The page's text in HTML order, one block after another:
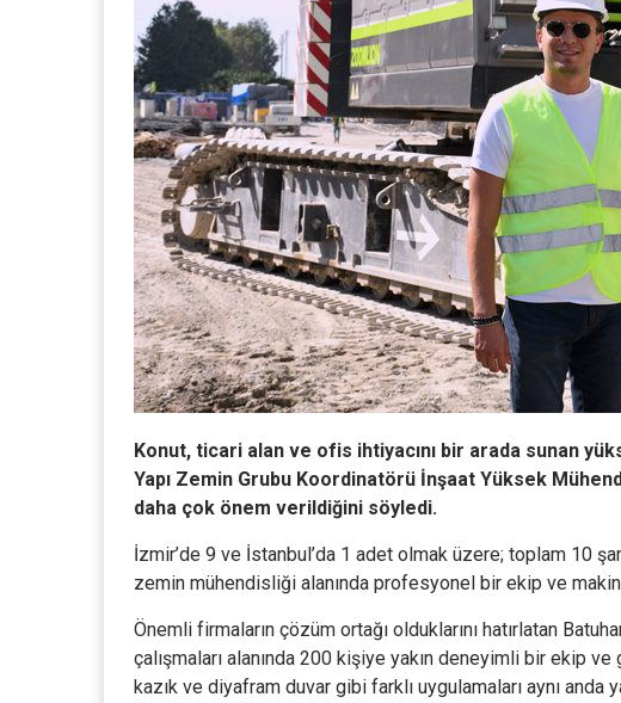
Konut, ticari alan ve ofis ihtiyacını bir arada sunan
Yapı Zemin Grubu Koordinatörü İnşaat Yüksek
daha çok önem verildiğini söyledi.
İzmir’de 9 ve İstanbul’da 1 adet olmak üzere; toplam 10
zemin mühendisliği alanında profesyonel bir ekip ve
Önemli firmaların çözüm ortağı olduklarını hatırlatan
çalışmaları alanında 200 kişiye yakın deneyimli bir ekip
kazık ve diyafram duvar gibi farklı uygulamaları aynı